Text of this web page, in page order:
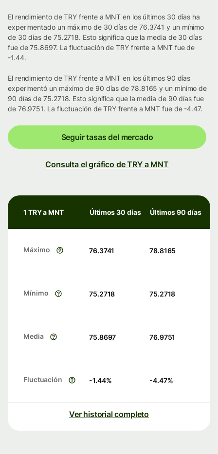
El rendimiento de TRY frente a MNT en los últimos 30 días ha
experimentado un máximo de 30 días de 76.3741 y un mínimo
de 30 días de 75.2718. Esto significa que la media de 30 días
fue de 75.8697. La fluctuación de TRY frente a MNT fue de
-1.44.
El rendimiento de TRY frente a MNT en los últimos 90 días
experimentó un máximo de 90 días de 78.8165 y un mínimo de
90 días de 75.2718. Esto significa que la media de 90 días fue
de 76.9751. La fluctuación de TRY frente a MNT fue de -4.47.
Seguir tasas del mercado
Consulta el gráfico de TRY a MNT
1 TRY a MNT Últimos 30 días Últimos 90 días
Máximo 76.3741 78.8165
Mínimo 75.2718 75.2718
Media 75.8697 76.9751
Fluctuación -1.44% -4.47%
Ver historial completo